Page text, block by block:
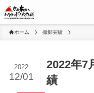
ホーム 撮影実績
2022年7
績
2022
12/01